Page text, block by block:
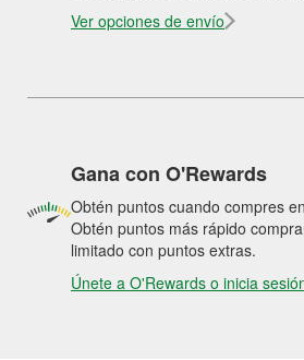
Ver opciones de envío
Gana con O'Rewards
Obtén puntos cuando compres
Obtén puntos más rápido
limitado con puntos extras.
Únete a O'Rewards o inicia